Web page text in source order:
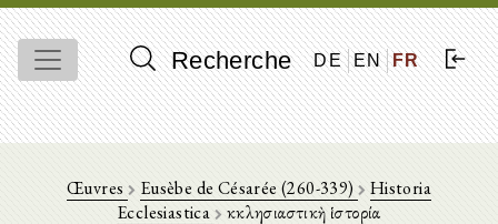
Recherche DE EN FR
Œuvres Eusèbe de Césarée (260-339)
Historia
Ecclesiastica
Ἐκκλησιαστικὴ ἱστορία